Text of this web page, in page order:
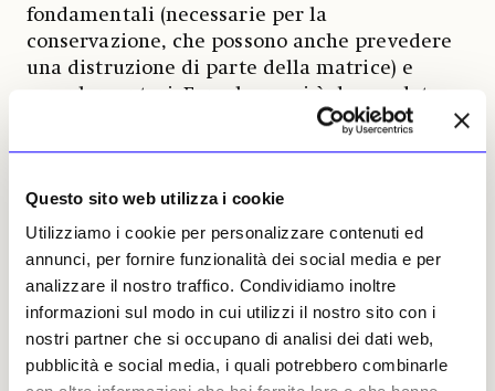
Questo sito web utilizza i cookie
Utilizziamo i cookie per personalizzare contenuti ed
annunci, per fornire funzionalità dei social media e per
analizzare il nostro traffico. Condividiamo inoltre
informazioni sul modo in cui utilizzi il nostro sito con i
nostri partner che si occupano di analisi dei dati web,
pubblicità e social media, i quali potrebbero combinarle
fondamentali (necessarie per la
conservazione, che possono anche prevedere
una distruzione di parte della matrice) e
complementari. E qualcuno si è domandato se
nel restauro dei campioni mineralogici siano
concettualmente compatibili preoccupazioni
diminuire l’impatto visivo di parti non
originali che troppo contrastino a quel
riguardo. Ma forse è soprattutto una
questione di terminologia. Ciò che conta è
mantenere la discriminazione fra le parti
originali e quelle aggiunte. Lo spazio non
consente di riferire più dettagliatamente e
attendiamo gli atti promessi; menzionerò